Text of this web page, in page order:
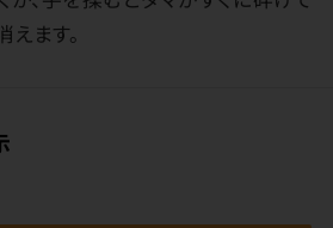
ます。